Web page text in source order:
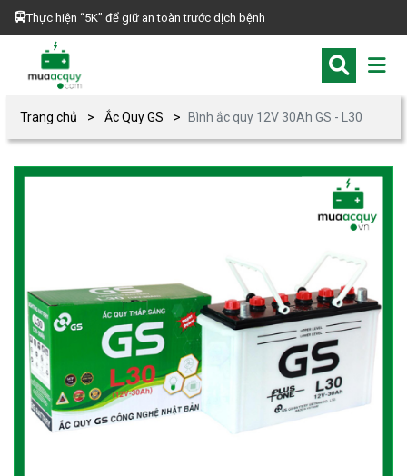
Thực hiện “5K” để giữ an toàn trước dịch bệnh
Trang chủ Ắc Quy GS Bình ắc quy 12V 30Ah GS - L30